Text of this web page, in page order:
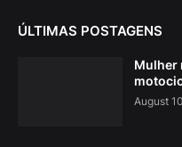
ÚLTIMAS POSTAGENS
Mulher
August